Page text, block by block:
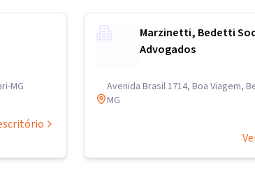
MG
Marzinetti, Bedetti
Advogados
Avenida Brasil 1714, Boa Viagem,
MG